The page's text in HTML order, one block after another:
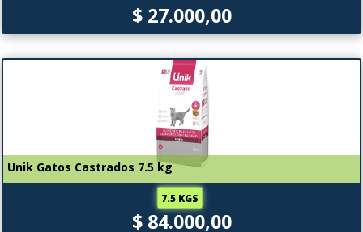
$ 27.000,00
Unik Gatos Castrados 7.5 kg
7.5 KGS
$ 84.000,00